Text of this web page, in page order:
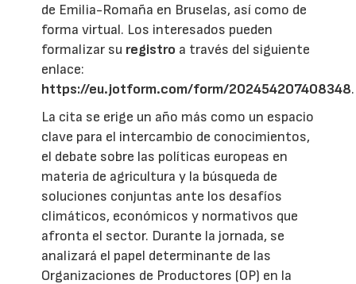
de Emilia-Romaña en Bruselas, así como de
forma virtual. Los interesados pueden
formalizar su registro a través del siguiente
enlace:
https://eu.jotform.com/form/202454207408348.
La cita se erige un año más como un espacio
clave para el intercambio de conocimientos,
el debate sobre las políticas europeas en
materia de agricultura y la búsqueda de
soluciones conjuntas ante los desafíos
climáticos, económicos y normativos que
afronta el sector. Durante la jornada, se
analizará el papel determinante de las
Organizaciones de Productores (OP) en la